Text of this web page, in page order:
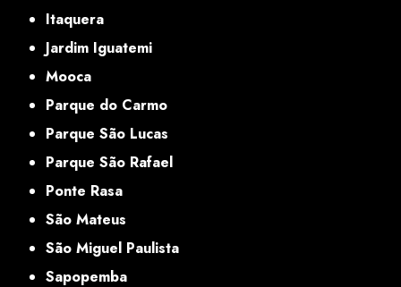
Itaquera
Jardim Iguatemi
Mooca
Parque do Carmo
Parque São Lucas
Parque São Rafael
Ponte Rasa
São Mateus
São Miguel Paulista
Sapopemba